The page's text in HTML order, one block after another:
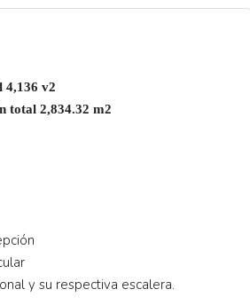
4,136 v2
total 2,834.32 m2
y su respectiva escalera.